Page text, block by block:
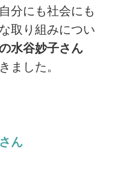
分にも社会にも
取り組みについ
水谷妙子さん
ました。
ん